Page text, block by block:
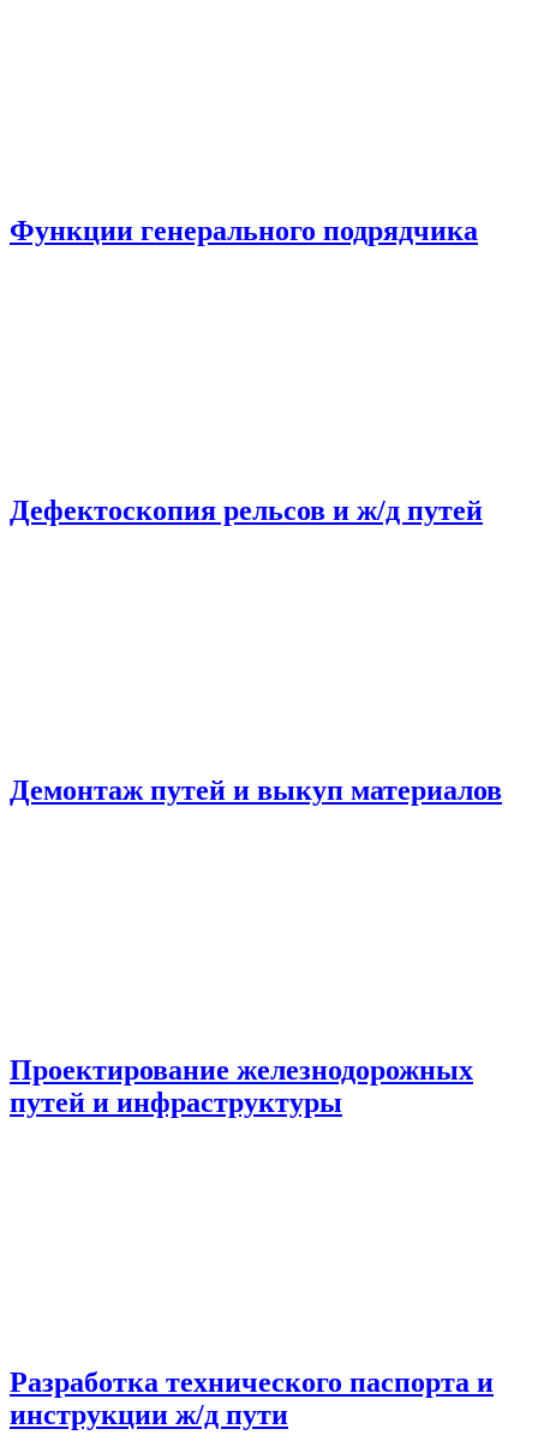
Функции генерального подрядчика
Дефектоскопия рельсов и ж/д путей
Демонтаж путей и выкуп материалов
Проектирование железнодорожных
путей и инфраструктуры
Разработка технического паспорта и
инструкции ж/д пути